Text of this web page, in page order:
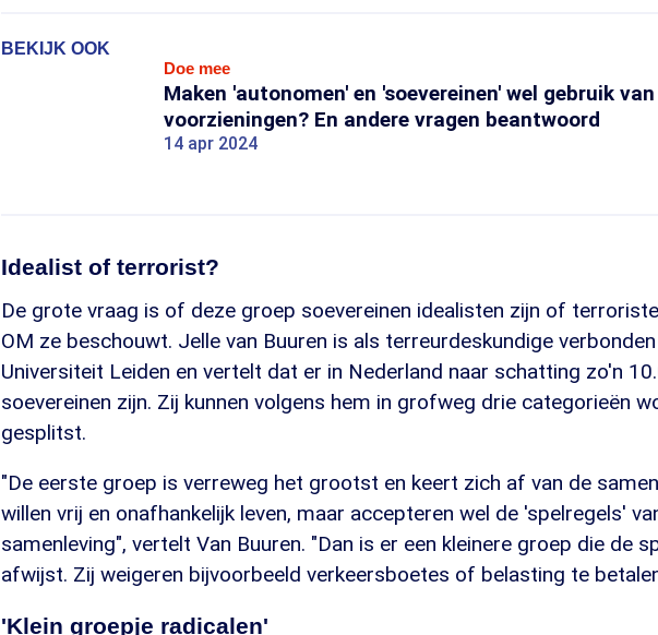
BEKIJK OOK
Doe mee
Maken 'autonomen' en 'soevereinen' wel gebruik van
voorzieningen? En andere vragen beantwoord
14 apr 2024
Idealist of terrorist?
De grote vraag is of deze groep soevereinen idealisten zijn of
OM ze beschouwt. Jelle van Buuren is als terreurdeskundige
Universiteit Leiden en vertelt dat er in Nederland naar schatting zo'n
soevereinen zijn. Zij kunnen volgens hem in grofweg drie categorieën
gesplitst.
"De eerste groep is verreweg het grootst en keert zich af van de
willen vrij en onafhankelijk leven, maar accepteren wel de 'spelregels'
samenleving", vertelt Van Buuren. "Dan is er een kleinere groep die de
afwijst. Zij weigeren bijvoorbeeld verkeersboetes of belasting te
'Klein groepje radicalen'